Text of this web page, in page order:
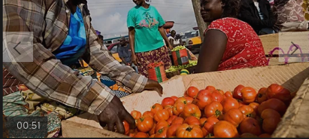
00:51